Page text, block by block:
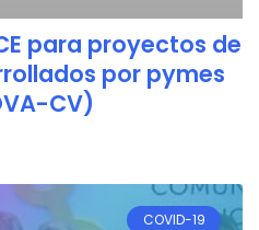
para proyectos de
por pymes
CV)
COVID-19